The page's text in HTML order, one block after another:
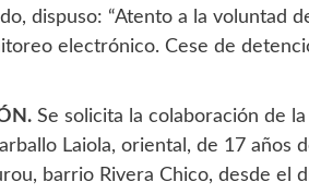
dispuso: “Atento a la voluntad
electrónico. Cese de
Se solicita la colaboración de
Laiola, oriental, de 17 años
barrio Rivera Chico, desde el